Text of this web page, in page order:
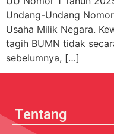
Undang-Undang
Usaha Milik Negara.
tagih BUMN tidak
sebelumnya, […]
Tentang